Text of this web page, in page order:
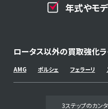
年式やモ
ロータス以外の買取強化
AMG ポルシェ フェラーリ
3ステップのカン